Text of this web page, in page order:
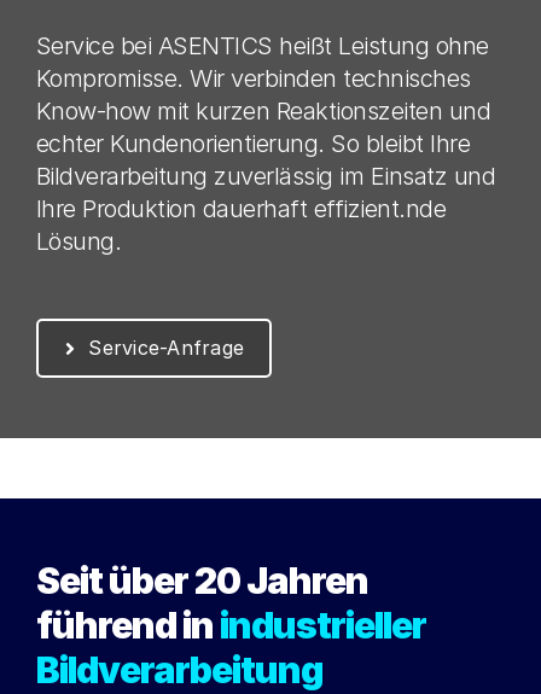
Service bei ASENTICS heißt Leistung ohne
Kompromisse. Wir verbinden technisches
Know-how mit kurzen Reaktionszeiten und
echter Kundenorientierung. So bleibt Ihre
Bildverarbeitung zuverlässig im Einsatz und
Ihre Produktion dauerhaft effizient.nde
Lösung.
Service-Anfrage
Seit über 20 Jahren
führend inindustrieller
Bildverarbeitung